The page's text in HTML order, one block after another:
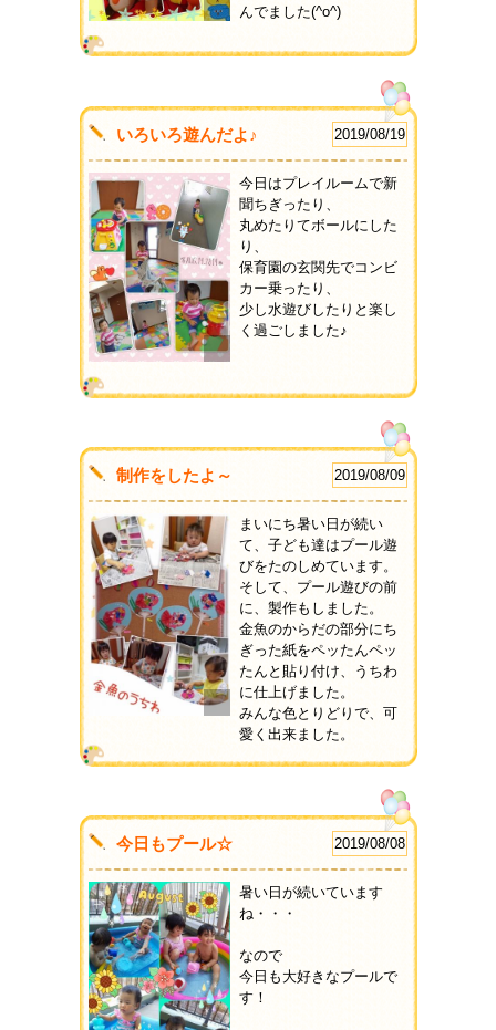
んでました(^o^)
2019/08/19
いろいろ遊んだよ♪
今日はプレイルームで新
聞ちぎったり、
丸めたりてボールにした
り、
保育園の玄関先でコンビ
カー乗ったり、
少し水遊びしたりと楽し
く過ごしました♪
2019/08/09
制作をしたよ～
まいにち暑い日が続い
て、子ども達はプール遊
びをたのしめています。
そして、プール遊びの前
に、製作もしました。
金魚のからだの部分にち
ぎった紙をペッたんペッ
たんと貼り付け、うちわ
に仕上げました。
みんな色とりどりで、可
愛く出来ました。
2019/08/08
今日もプール☆
暑い日が続いています
ね・・・
なので
今日も大好きなプールで
す！